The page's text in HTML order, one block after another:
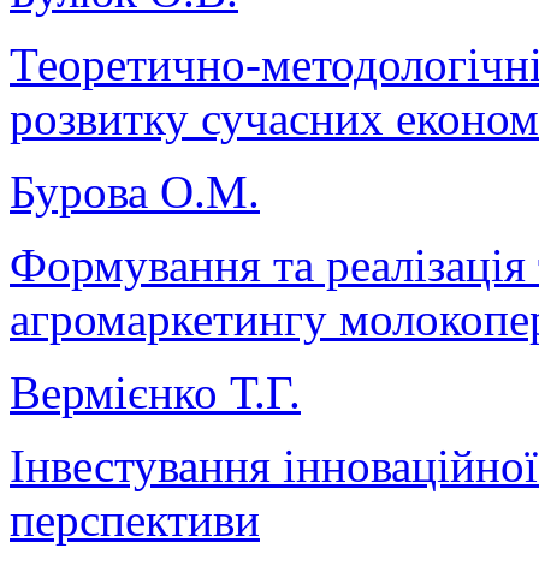
Теоретично-
розвитку сучасних
Бурова О.М.
Формування та
агромаркетингу
Вермієнко Т.Г.
Інвестування
перспективи